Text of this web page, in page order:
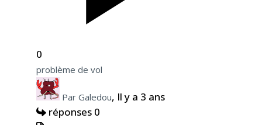
0
problème de vol
Par Galedou, Il y a 3 ans
réponses 0